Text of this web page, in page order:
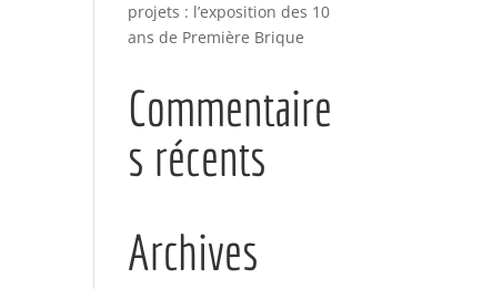
projets : l’exposition des 10
ans de Première Brique
Commentaire
s récents
Archives